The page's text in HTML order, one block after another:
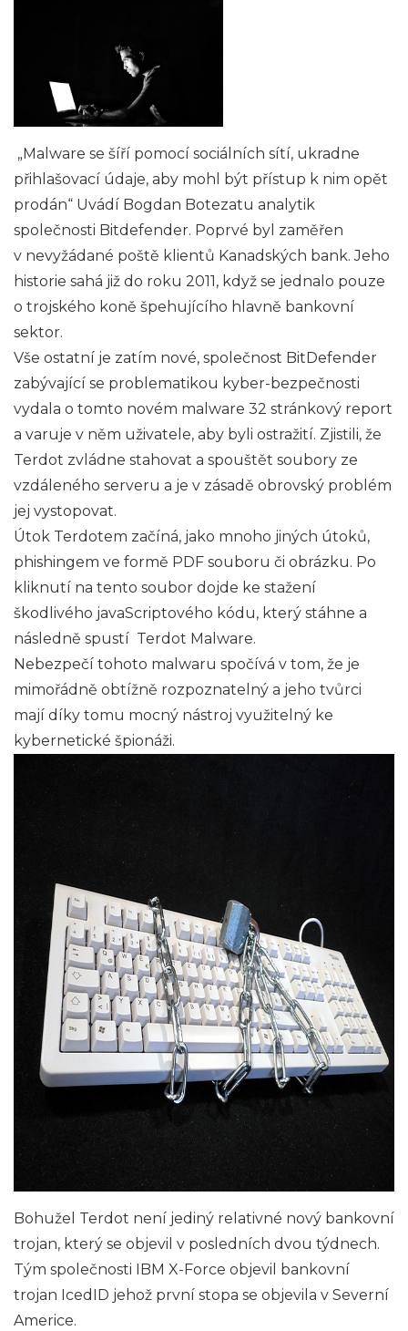
„Malware se šíří pomocí sociálních sítí, ukradne
přihlašovací údaje, aby mohl být přístup k nim opět
prodán“ Uvádí Bogdan Botezatu analytik
společnosti Bitdefender. Poprvé byl zaměřen
v nevyžádané poště klientů Kanadských bank. Jeho
historie sahá již do roku 2011, když se jednalo pouze
o trojského koně špehujícího hlavně bankovní
sektor.
Vše ostatní je zatím nové, společnost BitDefender
zabývající se problematikou kyber-bezpečnosti
vydala o tomto novém malware 32 stránkový report
a varuje v něm uživatele, aby byli ostražití. Zjistili, že
Terdot zvládne stahovat a spouštět soubory ze
vzdáleného serveru a je v zásadě obrovský problém
jej vystopovat.
Útok Terdotem začíná, jako mnoho jiných útoků,
phishingem ve formě PDF souboru či obrázku. Po
kliknutí na tento soubor dojde ke stažení
škodlivého javaScriptového kódu, který stáhne a
následně spustí Terdot Malware.
Nebezpečí tohoto malwaru spočívá v tom, že je
mimořádně obtížně rozpoznatelný a jeho tvůrci
mají díky tomu mocný nástroj využitelný ke
kybernetické špionáži.
Bohužel Terdot není jediný relativné nový bankovní
trojan, který se objevil v posledních dvou týdnech.
Tým společnosti IBM X-Force objevil bankovní
trojan IcedID jehož první stopa se objevila v Severní
Americe.